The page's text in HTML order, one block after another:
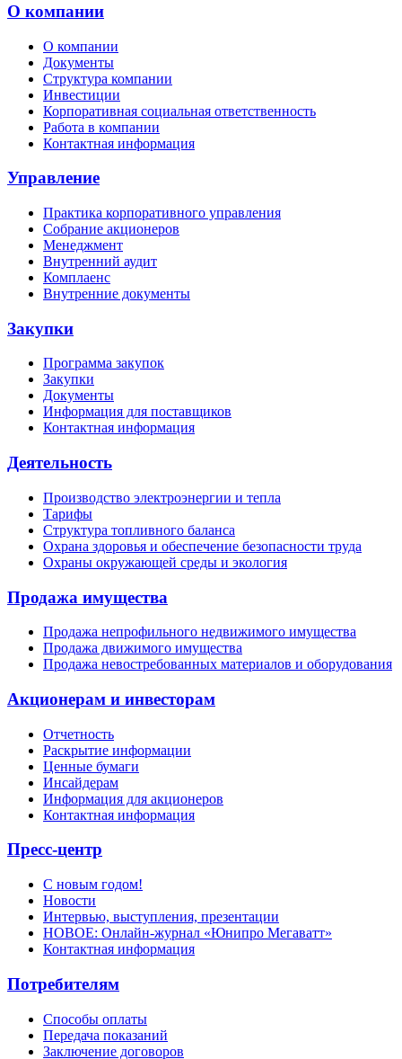
О компании
О компании
Документы
Структура компании
Инвестиции
Корпоративная социальная ответственность
Работа в компании
Контактная информация
Управление
Практика корпоративного управления
Собрание акционеров
Менеджмент
Внутренний аудит
Комплаенс
Внутренние документы
Закупки
Программа закупок
Закупки
Документы
Информация для поставщиков
Контактная информация
Деятельность
Производство электроэнергии и тепла
Тарифы
Структура топливного баланса
Охрана здоровья и обеспечение безопасности труда
Охраны окружающей среды и экология
Продажа имущества
Продажа непрофильного недвижимого имущества
Продажа движимого имущества
Продажа невостребованных материалов и оборудования
Акционерам и инвесторам
Отчетность
Раскрытие информации
Ценные бумаги
Инсайдерам
Информация для акционеров
Контактная информация
Пресс-центр
С новым годом!
Новости
Интервью, выступления, презентации
НОВОЕ: Онлайн-журнал «Юнипро Мегаватт»
Контактная информация
Потребителям
Способы оплаты
Передача показаний
Заключение договоров